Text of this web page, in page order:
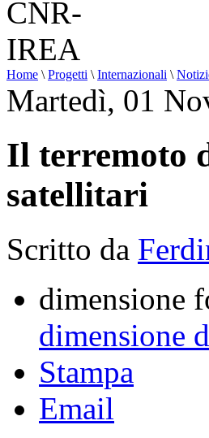
Home \ Progetti \ Internazionali \
Martedì, 01
Il terremoto
satellitari
Scritto da
dimensione
dimensione
Stampa
Email